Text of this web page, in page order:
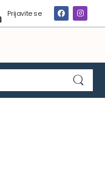
Prijavite se